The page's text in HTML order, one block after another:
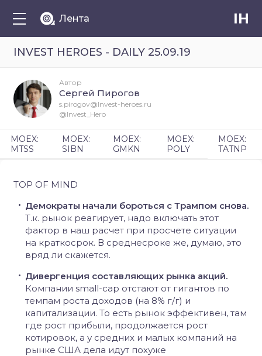
Лента IH
INVEST HEROES - DAILY 25.09.19
TOP OF MIND
Демократы начали бороться с Трампом снова.
Т.к. рынок реагирует, надо включать этот
фактор в наш расчет при просчете ситуации
на краткосрок. В среднесроке же, думаю, это
вряд ли скажется.
Дивергенция составляющих рынка акций.
Компании small-cap отстают от гигантов по
темпам роста доходов (на 8% г/г) и
капитализации. То есть рынок эффективен, там
где рост прибыли, продолжается рост
котировок, а у средних и малых компаний на
рынке США дела идут похуже
Автор
Сергей Пирогов
s.pirogov@Invest-heroes.ru
@Invest_Hero
MOEX:
MTSS
MOEX:
SIBN
MOEX:
GMKN
MOEX:
POLY
MOEX:
TATNP